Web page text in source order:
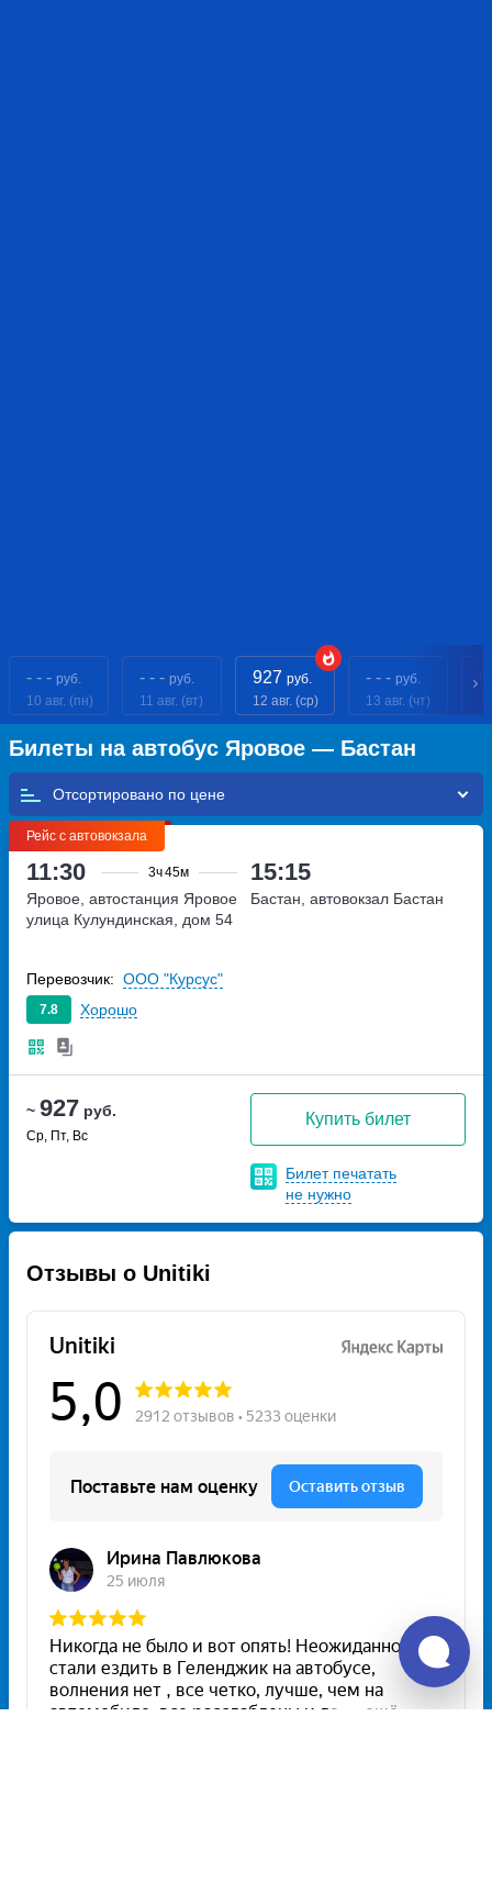
- - - руб.
10 авг. (пн)
- - - руб.
11 авг. (вт)
927 руб.
12 авг. (ср)
- - - руб.
13 авг. (чт)
Билеты на автобус Яровое — Бастан
Отсортировано по
Рейс с автовокзала
11:30 3ч45м 15:15
~ 927 руб.
Ср, Пт, Вс
Купить билет
Билет печатать
не нужно
Яровое, автостанция Яровое
улица Кулундинская, дом 54
Бастан, автовокзал Бастан
7.8 Хорошо
Перевозчик: ООО "Курсус"
Отзывы о Unitiki